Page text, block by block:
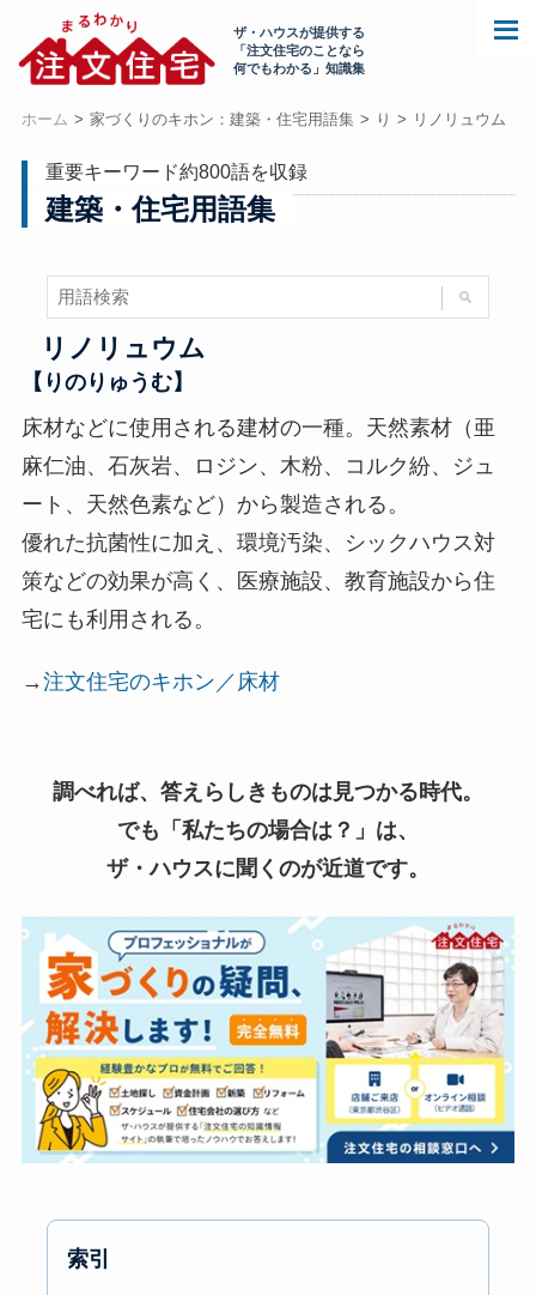
ザ・ハウスが提供する
「注文住宅のことなら
何でもわかる」知識集
ホーム 家づくりのキホン：建築・住宅用語集 り リノリュウム
重要キーワード約800語を収録
建築・住宅用語集
リノリュウム
【りのりゅうむ】
床材などに使用される建材の一種。天然素材（亜
麻仁油、石灰岩、ロジン、木粉、コルク紛、ジュ
ート、天然色素など）から製造される。
優れた抗菌性に加え、環境汚染、シックハウス対
策などの効果が高く、医療施設、教育施設から住
宅にも利用される。
→注文住宅のキホン／床材
調べれば、答えらしきものは見つかる時代。
でも「私たちの場合は？」は、
ザ・ハウスに聞くのが近道です。
索引